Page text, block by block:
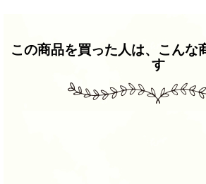
この商品を買った人は、こんな
す